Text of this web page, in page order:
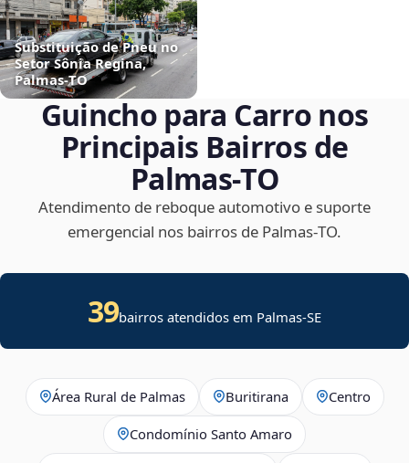
Substituição de Pneu no
Setor Sônia Regina,
Palmas‑TO
Guincho para Carro nos
Principais Bairros de
Palmas‑TO
Atendimento de reboque automotivo e suporte
emergencial nos bairros de Palmas‑TO.
39bairros atendidos em Palmas-SE
Área Rural de Palmas Buritirana Centro
Condomínio Santo Amaro